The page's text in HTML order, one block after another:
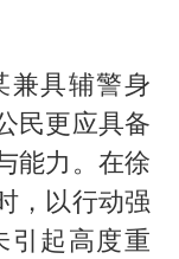
兼具辅警身
民更应具备
能力。在徐
，以行动强
引起高度重